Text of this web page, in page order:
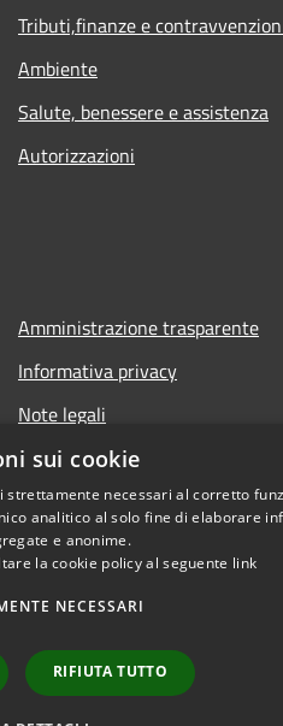
Tributi,finanze e
Ambiente
Salute, benessere e assistenza
Autorizzazioni
Amministrazione trasparente
Informativa privacy
Note legali
Dichiarazione di accessibilità
sui cookie
necessari al corretto
analitico al solo fine di elaborare
e anonime.
la cookie policy al seguente link
NECESSARI
RIFIUTA TUTTO